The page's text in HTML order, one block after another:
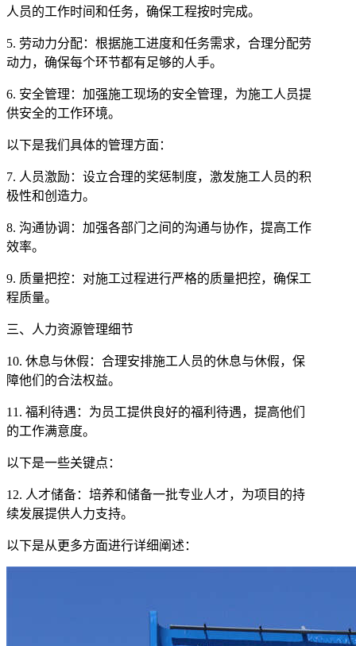
人员的工作时间和任务，确保工程按时完成。
5. 劳动力分配：根据施工进度和任务需求，合理分配劳
动力，确保每个环节都有足够的人手。
6. 安全管理：加强施工现场的安全管理，为施工人员提
供安全的工作环境。
以下是我们具体的管理方面：
7. 人员激励：设立合理的奖惩制度，激发施工人员的积
极性和创造力。
8. 沟通协调：加强各部门之间的沟通与协作，提高工作
效率。
9. 质量把控：对施工过程进行严格的质量把控，确保工
程质量。
三、人力资源管理细节
10. 休息与休假：合理安排施工人员的休息与休假，保
障他们的合法权益。
11. 福利待遇：为员工提供良好的福利待遇，提高他们
的工作满意度。
以下是一些关键点：
12. 人才储备：培养和储备一批专业人才，为项目的持
续发展提供人力支持。
以下是从更多方面进行详细阐述：